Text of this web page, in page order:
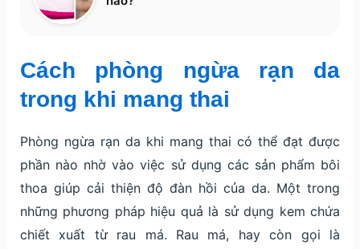
Cách phòng ngừa rạn da
trong khi mang thai
Phòng ngừa rạn da khi mang thai có thể đạt được
phần nào nhờ vào việc sử dụng các sản phẩm bôi
thoa giúp cải thiện độ đàn hồi của da. Một trong
những phương pháp hiệu quả là sử dụng kem chứa
chiết xuất từ rau má. Rau má, hay còn gọi là